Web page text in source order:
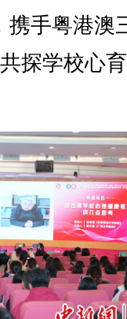
携手粤港澳
探学校心